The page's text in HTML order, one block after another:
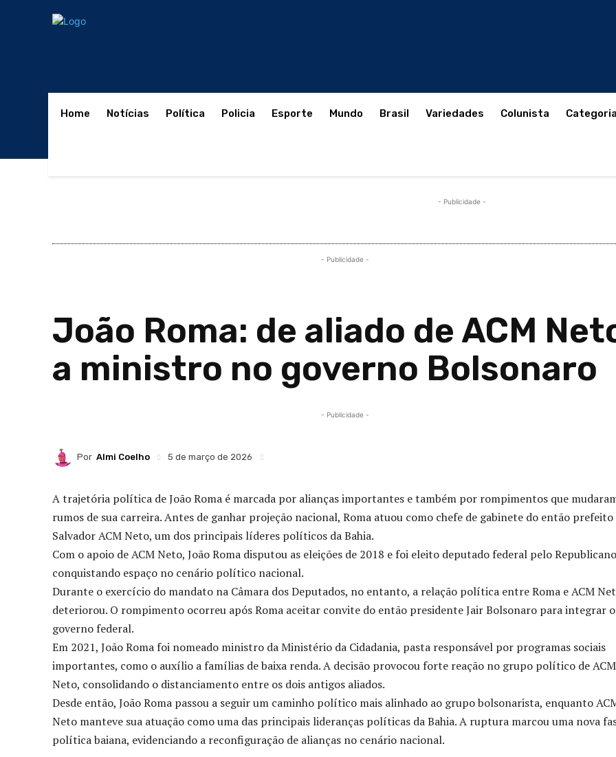
Home Notícias Política Policia Esporte Mundo Brasil Variedades Colunista
- Publicidade -
- Publicidade -
João Roma: de aliado de ACM
a ministro no governo Bolsonaro
- Publicidade -
Por Almi Coelho 5 de março de 2026
A trajetória política de João Roma é marcada por alianças importantes e também por rompimentos que
rumos de sua carreira. Antes de ganhar projeção nacional, Roma atuou como chefe de gabinete do então prefeito
Salvador ACM Neto, um dos principais líderes políticos da Bahia.
Com o apoio de ACM Neto, João Roma disputou as eleições de 2018 e foi eleito deputado federal pelo
conquistando espaço no cenário político nacional.
Durante o exercício do mandato na Câmara dos Deputados, no entanto, a relação política entre Roma e ACM
deteriorou. O rompimento ocorreu após Roma aceitar convite do então presidente Jair Bolsonaro para integrar o
governo federal.
Em 2021, João Roma foi nomeado ministro da Ministério da Cidadania, pasta responsável por programas sociais
importantes, como o auxílio a famílias de baixa renda. A decisão provocou forte reação no grupo político de ACM
Neto, consolidando o distanciamento entre os dois antigos aliados.
Desde então, João Roma passou a seguir um caminho político mais alinhado ao grupo bolsonarista, enquanto
Neto manteve sua atuação como uma das principais lideranças políticas da Bahia. A ruptura marcou uma nova
política baiana, evidenciando a reconfiguração de alianças no cenário nacional.